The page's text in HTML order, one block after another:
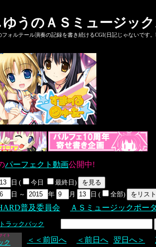
うのＡＳミュージッ
フォルテール演奏の記録を書き続けるCGI(日記じゃないです
パーフェクト動画公開中!
日 ( 今日
最終日)
日 ～ 年 月 日 ( 全部)
普及委員会 ＡＳミュージックポー
ラックバック
イト
ク
＜＜前回へ ＜前日へ 翌日へ＞